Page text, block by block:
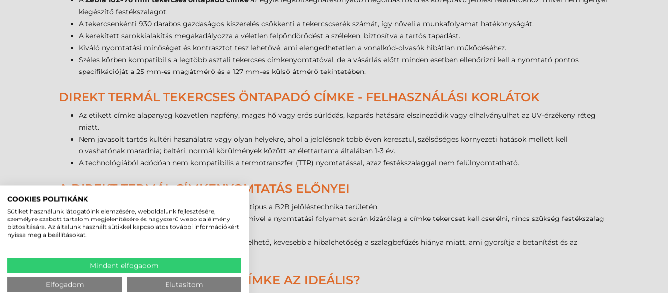
kiegészítő festékszalagot.
A tekercsenkénti 930 darabos gazdaságos kiszerelés csökkenti a tekercscserék számát, így növeli a munkafolyamat hatékonyságát.
A kerekített sarokkialakítás megakadályozza a véletlen felpöndörödést a széleken, biztosítva a tartós tapadást.
Kiváló nyomtatási minőséget és kontrasztot tesz lehetővé, ami elengedhetetlen a vonalkód-olvasók hibátlan működéséhez.
Széles körben kompatibilis a legtöbb asztali tekercses címkenyomtatóval, de a vásárlás előtt minden esetben ellenőrizni kell a nyomtató pontos
specifikációját a 25 mm-es magátmérő és a 127 mm-es külső átmérő tekintetében.
DIREKT TERMÁL TEKERCSES ÖNTAPADÓ CÍMKE - FELHASZNÁLÁSI KORLÁTOK
Az etikett címke alapanyag közvetlen napfény, magas hő vagy erős súrlódás, kaparás hatására elszíneződik vagy elhalványulhat az UV-érzékeny réteg
miatt.
Nem javasolt tartós kültéri használatra vagy olyan helyekre, ahol a jelölésnek több éven keresztül, szélsőséges környezeti hatások mellett kell
olvashatónak maradnia; beltéri, normál körülmények között az élettartama általában 1-3 év.
A technológiából adódóan nem kompatibilis a termotranszfer (TTR) nyomtatással, azaz festékszalaggal nem felülnyomtatható.
A DIREKT TERMÁL CÍMKENYOMTATÁS ELŐNYEI
Ez a piacon elérhető egyik legolcsóbb alapanyag típus a B2B jelöléstechnika területén.
A legalacsonyabb előállítási költséget biztosítja, mivel a nyomtatási folyamat során kizárólag a címke tekercset kell cserélni, nincs szükség festékszalag
beszerzésére és tárolására.
A nyomtatási folyamat rendkívül egyszerűen kezelhető, kevesebb a hibalehetőség a szalagbefűzés hiánya miatt, ami gyorsítja a betanítást és az
NEM BIZTOS BENNE, MELYIK CÍMKE AZ IDEÁLIS?
COOKIES POLITIKÁNK
Sütiket használunk látogatóink elemzésére, weboldalunk fejlesztésére,
személyre szabott tartalom megjelenítésére és nagyszerű weboldalélmény
biztosítására. Az általunk használt sütikkel kapcsolatos további információkért
nyissa meg a beállításokat.
Mindent elfogadom
Elfogadom Elutasítom